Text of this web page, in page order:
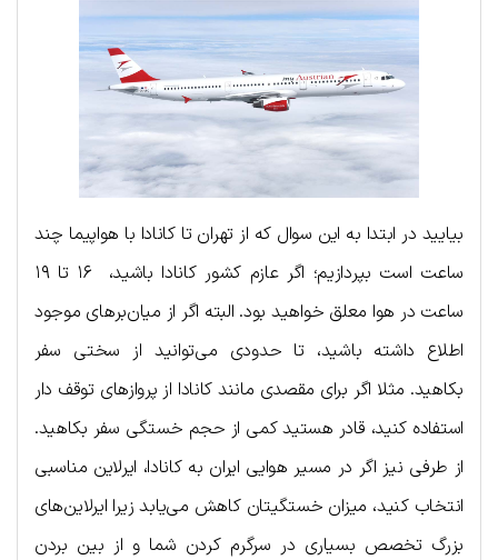
بیایید در ابتدا به این سوال که از تهران تا کانادا با هواپیما چند
ساعت است بپردازیم؛ اگر عازم کشور کانادا باشید، ۱۶ تا ۱۹
ساعت در هوا معلق خواهید بود. البته اگر از میان‌برهای موجود
اطلاع داشته باشید، تا حدودی می‌توانید از سختی سفر
بکاهید. مثلا اگر برای مقصدی مانند کانادا از پروازهای توقف دار
استفاده کنید، قادر هستید کمی از حجم خستگی سفر بکاهید.
از طرفی نیز اگر در مسیر هوایی ایران به کانادا، ایرلاین مناسبی
انتخاب کنید، میزان خستگیتان کاهش می‌یابد زیرا ایرلاین‌های
بزرگ تخصص بسیاری در سرگرم کردن شما و از بین بردن